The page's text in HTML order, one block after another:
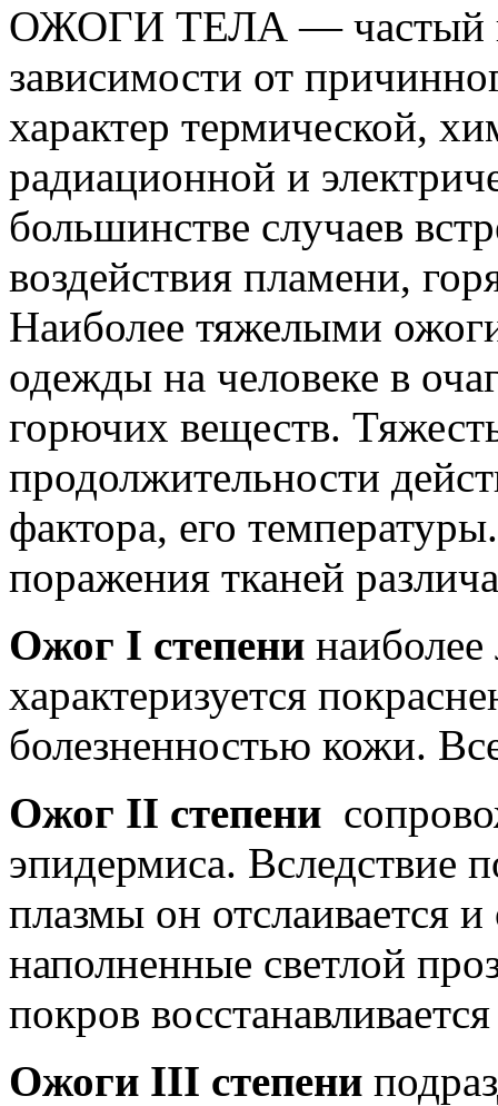
ОЖОГИ ТЕЛА — частый
зависимости от
характер термической,
радиационной и
большинстве случаев
воздействия пламени,
Наиболее тяжелыми
одежды на человеке в
горючих веществ.
продолжительности
фактора, его
поражения тканей
Ожог I степени
характеризуется
болезненностью кожи.
Ожог II степени
эпидермиса. Вследствие
плазмы он отслаивается
наполненные светлой
покров
Ожоги III степени